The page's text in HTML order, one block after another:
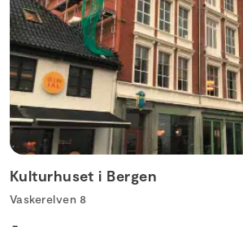
Kulturhuset i Bergen
Vaskerelven 8
-